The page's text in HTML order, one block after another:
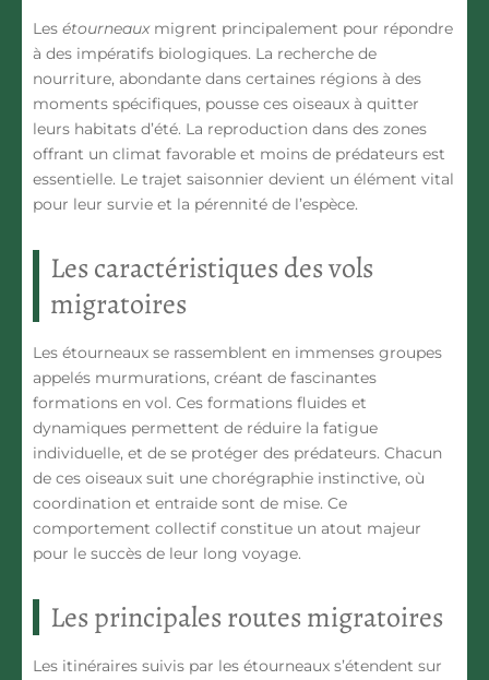
Les étourneauxmigrent principalement pour répondre
à des impératifs biologiques. La recherche de
nourriture, abondante dans certaines régions à des
moments spécifiques, pousse ces oiseaux à quitter
leurs habitats d’été. La reproduction dans des zones
offrant un climat favorable et moins de prédateurs est
essentielle. Le trajet saisonnier devient un élément vital
pour leur survie et la pérennité de l’espèce.
Les caractéristiques des vols
migratoires
Les étourneaux se rassemblent en immenses groupes
appelés murmurations, créant de fascinantes
formations en vol. Ces formations fluides et
dynamiques permettent de réduire la fatigue
individuelle, et de se protéger des prédateurs. Chacun
de ces oiseaux suit une chorégraphie instinctive, où
coordination et entraide sont de mise. Ce
comportement collectif constitue un atout majeur
pour le succès de leur long voyage.
Les principales routes migratoires
Les itinéraires suivis par les étourneaux s’étendent sur